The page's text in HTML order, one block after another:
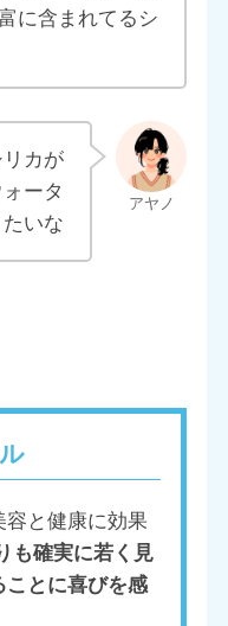
に含まれてるシ
カが
ータ
いな
と健康に効果
も確実に若く見
ことに喜びを感